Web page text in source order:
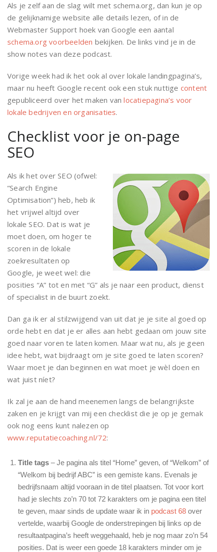
Als je zelf aan de slag wilt met schema.org, dan kun je op
de gelijknamige website alle details lezen, of in de
Webmaster Support hoek van Google een aantal
schema.org voorbeelden bekijken. De links vind je in de
show notes van deze podcast.
Vorige week had ik het ook al over lokale landingpagina’s,
maar nu heeft Google recent ook een stuk nuttige content
gepubliceerd over het maken vanlocatiepagina’s voor
lokale bedrijven en organisaties.
Checklist voor je on-page
SEO
Als ik het over SEO (ofwel:
“Search Engine
Optimisation”) heb, heb ik
het vrijwel altijd over
lokale SEO. Dat is wat je
moet doen, om hoger te
scoren in de lokale
zoekresultaten op
Google, je weet wel: die
posities “A” tot en met “G” als je naar een product, dienst
of specialist in de buurt zoekt.
Dan ga ik er al stilzwijgend van uit dat je je site al goed op
orde hebt en dat je er alles aan hebt gedaan om jouw site
goed naar voren te laten komen. Maar wat nu, als je geen
idee hebt, wat bijdraagt om je site goed te laten scoren?
Waar moet je dan beginnen en wat moet je wèl doen en
wat juist níet?
Ik zal je aan de hand meenemen langs de belangrijkste
zaken en je krijgt van mij een checklist die je op je gemak
ook nog eens kunt nalezen op
www.reputatiecoaching.nl/72:
Title tags – Je pagina als titel “Home” geven, of “Welkom” of
“Welkom bij bedrijf ABC” is een gemiste kans. Evenals je
bedrijfsnaam altijd vooraan in de titel plaatsen. Tot voor kort
had je slechts zo’n 70 tot 72 karakters om je pagina een titel
te geven, maar sinds de update waar ik in podcast 68 over
vertelde, waarbij Google de onderstrepingen bij links op de
resultaatpagina’s heeft weggehaald, heb je nog maar zo’n 54
posities. Dat is weer een goede 18 karakters minder om je